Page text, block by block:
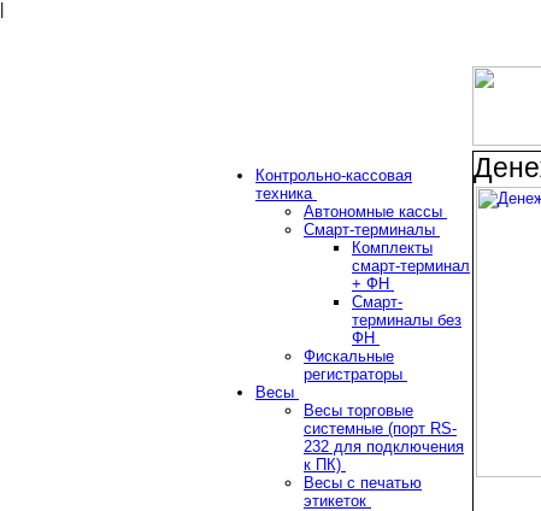
Контрольно-кассовая
техника
Автономные кассы
Смарт-терминалы
Комплекты
смарт-терминал
+ ФН
Смарт-
терминалы без
ФН
Фискальные
регистраторы
Весы
Весы торговые
системные (порт RS-
232 для подключения
к ПК)
Весы с печатью
этикеток